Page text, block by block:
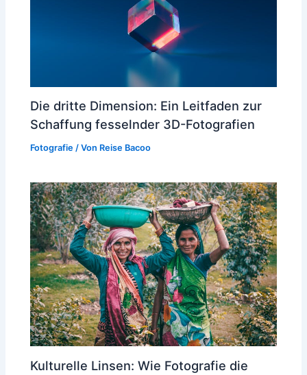
Die dritte Dimension: Ein Leitfaden zur
Schaffung fesselnder 3D-Fotografien
Fotografie / Von Reise Bacoo
Kulturelle Linsen: Wie Fotografie die